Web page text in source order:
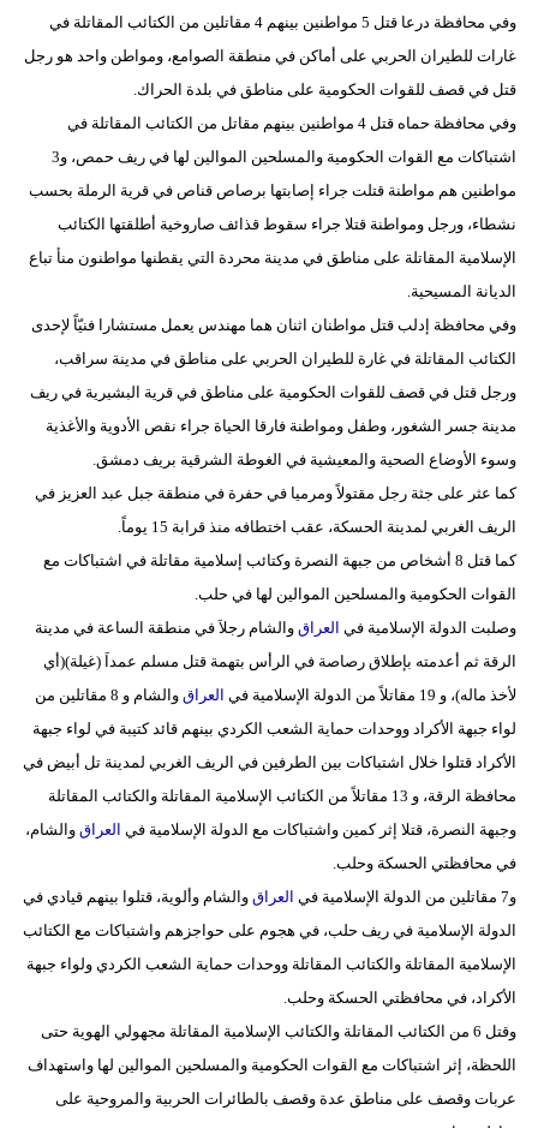
وفي محافظة درعا قتل 5 مواطنين بينهم 4 مقاتلين من الكتائب المقاتلة في
غارات للطيران الحربي على أماكن في منطقة الصوامع، ومواطن واحد هو رجل
قتل في قصف للقوات الحكومية على مناطق في بلدة الحراك.
وفي محافظة حماه قتل 4 مواطنين بينهم مقاتل من الكتائب المقاتلة في
اشتباكات مع القوات الحكومية والمسلحين الموالين لها في ريف حمص، و3
مواطنين هم مواطنة قتلت جراء إصابتها برصاص قناص في قرية الرملة بحسب
نشطاء، ورجل ومواطنة قتلا جراء سقوط قذائف صاروخية أطلقتها الكتائب
الإسلامية المقاتلة على مناطق في مدينة محردة التي يقطنها مواطنون منأ تباع
الديانة المسيحية.
وفي محافظة إدلب قتل مواطنان اثنان هما مهندس يعمل مستشارا فنيّاً لإحدى
الكتائب المقاتلة في غارة للطيران الحربي على مناطق في مدينة سراقب،
ورجل قتل في قصف للقوات الحكومية على مناطق في قرية البشيرية في ريف
مدينة جسر الشغور، وطفل ومواطنة فارقا الحياة جراء نقص الأدوية والأغذية
وسوء الأوضاع الصحية والمعيشية في الغوطة الشرقية بريف دمشق.
كما عثر على جثة رجل مقتولاً ومرميا في حفرة في منطقة جبل عبد العزيز في
الريف الغربي لمدينة الحسكة، عقب اختطافه منذ قرابة 15 يوماً.
كما قتل 8 أشخاص من جبهة النصرة وكتائب إسلامية مقاتلة في اشتباكات مع
القوات الحكومية والمسلحين الموالين لها في حلب.
وصلبت الدولة الإسلامية في العراق والشام رجلاَ في منطقة الساعة في مدينة
الرقة ثم أعدمته بإطلاق رصاصة في الرأس بتهمة قتل مسلم عمداَ (غيلة)(أي
لأخذ ماله)، و 19 مقاتلاً من الدولة الإسلامية في
العراق
والشام و 8 مقاتلين من
لواء جبهة الأكراد ووحدات حماية الشعب الكردي بينهم قائد كتيبة في لواء جبهة
الأكراد قتلوا خلال اشتباكات بين الطرفين في الريف الغربي لمدينة تل أبيض في
محافظة الرقة، و 13 مقاتلاً من الكتائب الإسلامية المقاتلة والكتائب المقاتلة
وجبهة النصرة، قتلا إثر كمين واشتباكات مع الدولة الإسلامية في العراق والشام،
في محافظتي الحسكة وحلب.
و7 مقاتلين من الدولة الإسلامية في
العراق والشام وألوية، قتلوا بينهم قيادي في
الدولة الإسلامية في ريف حلب، في هجوم على حواجزهم واشتباكات مع الكتائب
الإسلامية المقاتلة والكتائب المقاتلة ووحدات حماية الشعب الكردي ولواء جبهة
الأكراد، في محافظتي الحسكة وحلب.
وقتل 6 من الكتائب المقاتلة والكتائب الإسلامية المقاتلة مجهولي الهوية حتى
اللحظة، إثر اشتباكات مع القوات الحكومية والمسلحين الموالين لها واستهداف
عربات وقصف على مناطق عدة وقصف بالطائرات الحربية والمروحية على